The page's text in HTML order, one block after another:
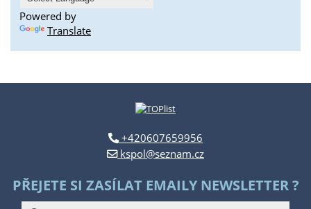
Powered by
Translate
+420607659956
kspol@seznam.cz
PŘEJETE SI ZASÍLAT EMAILY NEWSLETTER ?